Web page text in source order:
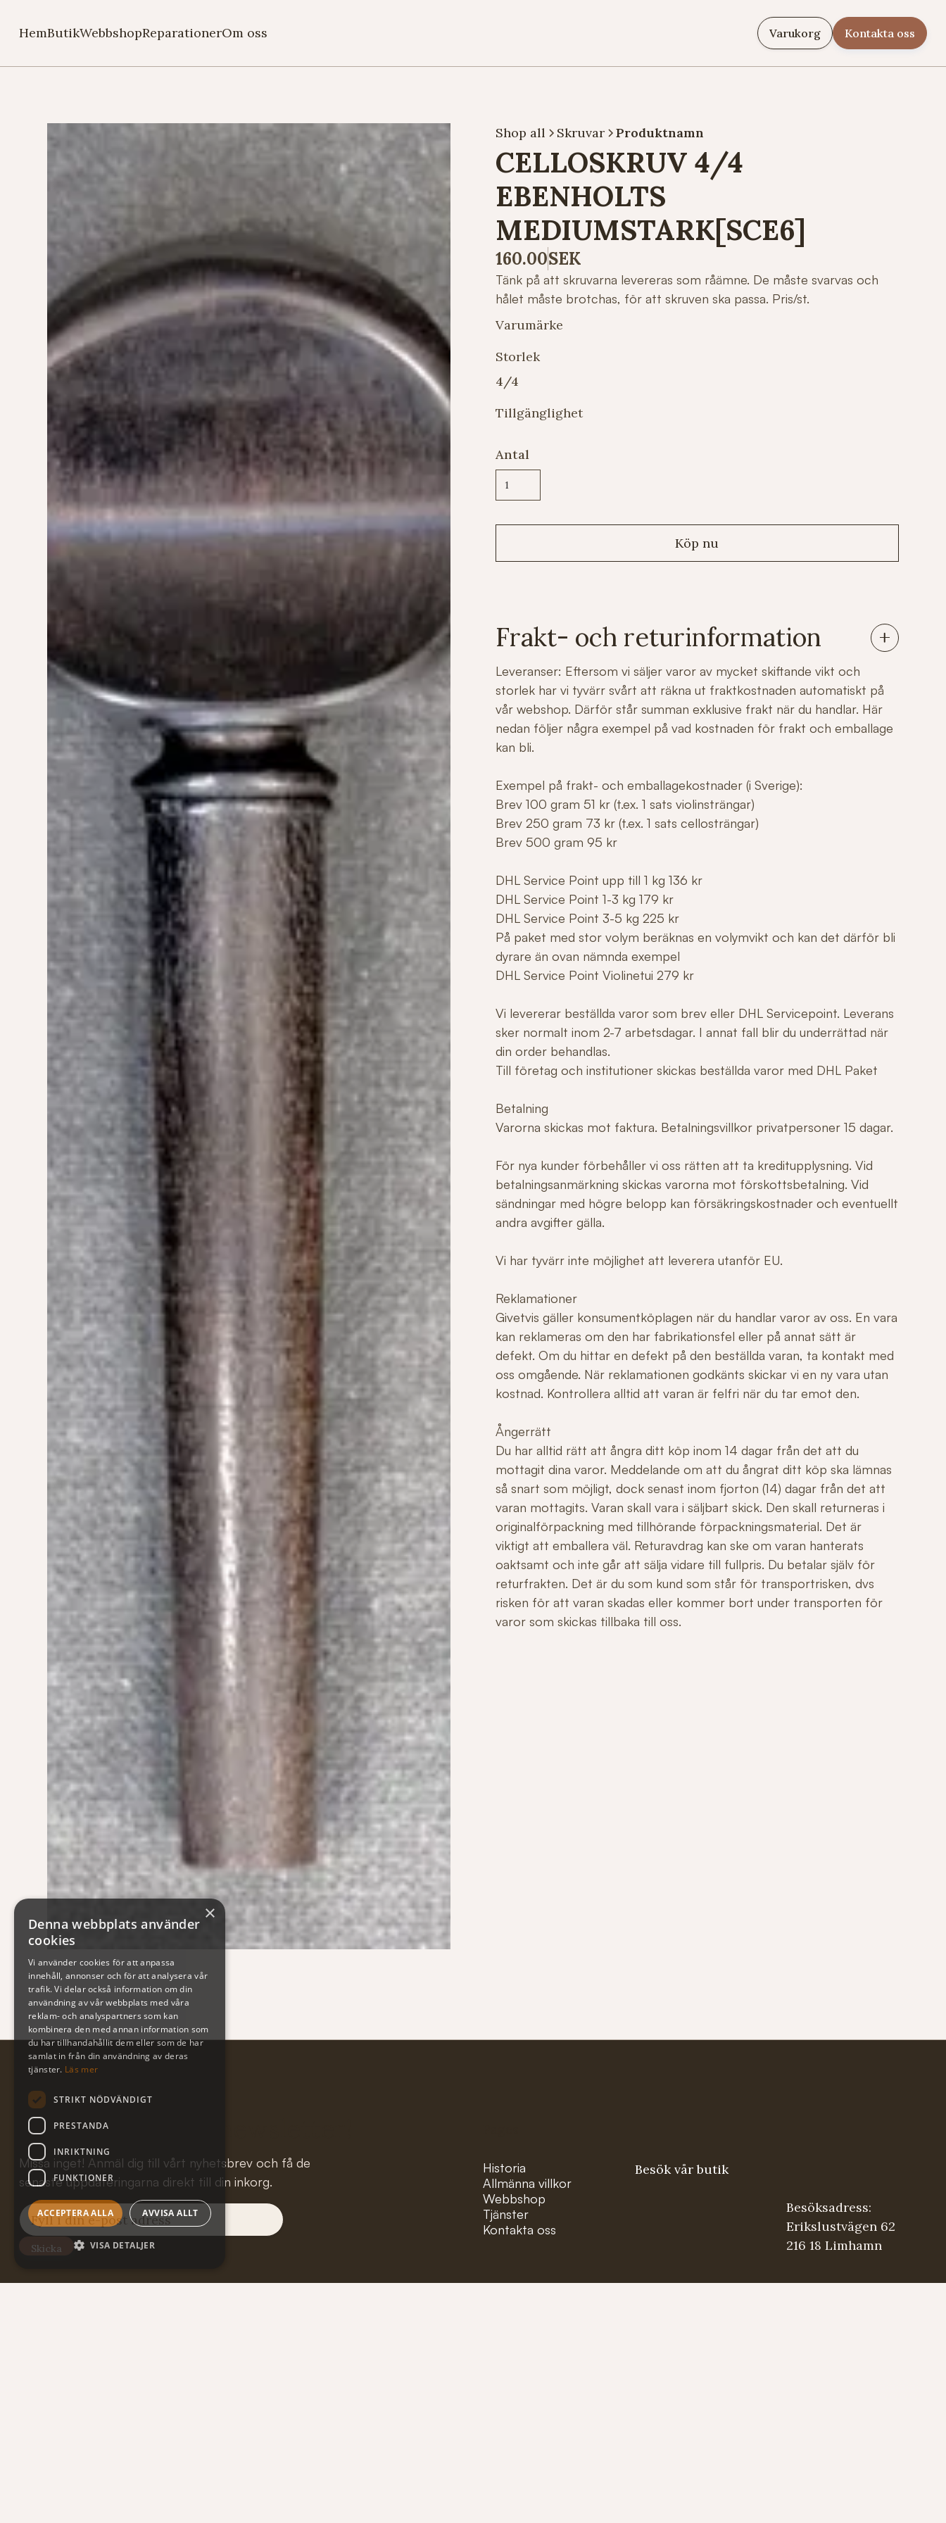
HemButikWebbshopReparationerOm oss Varukorg Kontakta oss
Shop all Skruvar Produktnamn
CELLOSKRUV 4/4
EBENHOLTS
MEDIUMSTARK[SCE6]
160.00SEK
Tänk på att skruvarna levereras som råämne. De måste svarvas och
hålet måste brotchas, för att skruven ska passa. Pris/st.
Varumärke
Storlek
4/4
Tillgänglighet
Antal
Frakt- och returinformation
Leveranser: Eftersom vi säljer varor av mycket skiftande vikt och
storlek har vi tyvärr svårt att räkna ut fraktkostnaden automatiskt på
vår webshop. Därför står summan exklusive frakt när du handlar. Här
nedan följer några exempel på vad kostnaden för frakt och emballage
kan bli.
Exempel på frakt- och emballagekostnader (i Sverige):
Brev 100 gram 51 kr (t.ex. 1 sats violinsträngar)
Brev 250 gram 73 kr (t.ex. 1 sats cellosträngar)
Brev 500 gram 95 kr
DHL Service Point upp till 1 kg 136 kr
DHL Service Point 1-3 kg 179 kr
DHL Service Point 3-5 kg 225 kr
På paket med stor volym beräknas en volymvikt och kan det därför bli
dyrare än ovan nämnda exempel
DHL Service Point Violinetui 279 kr
Vi levererar beställda varor som brev eller DHL Servicepoint. Leverans
sker normalt inom 2-7 arbetsdagar. I annat fall blir du underrättad när
din order behandlas.
Till företag och institutioner skickas beställda varor med DHL Paket
Betalning
Varorna skickas mot faktura. Betalningsvillkor privatpersoner 15 dagar.
För nya kunder förbehåller vi oss rätten att ta kreditupplysning. Vid
betalningsanmärkning skickas varorna mot förskottsbetalning. Vid
sändningar med högre belopp kan försäkringskostnader och eventuellt
andra avgifter gälla.
Vi har tyvärr inte möjlighet att leverera utanför EU.
Reklamationer
Givetvis gäller konsumentköplagen när du handlar varor av oss. En vara
kan reklameras om den har fabrikationsfel eller på annat sätt är
defekt. Om du hittar en defekt på den beställda varan, ta kontakt med
oss omgående. När reklamationen godkänts skickar vi en ny vara utan
kostnad. Kontrollera alltid att varan är felfri när du tar emot den.
Ångerrätt
Du har alltid rätt att ångra ditt köp inom 14 dagar från det att du
mottagit dina varor. Meddelande om att du ångrat ditt köp ska lämnas
så snart som möjligt, dock senast inom fjorton (14) dagar från det att
varan mottagits. Varan skall vara i säljbart skick. Den skall returneras i
originalförpackning med tillhörande förpackningsmaterial. Det är
viktigt att emballera väl. Returavdrag kan ske om varan hanterats
oaktsamt och inte går att sälja vidare till fullpris. Du betalar själv för
returfrakten. Det är du som kund som står för transportrisken, dvs
risken för att varan skadas eller kommer bort under transporten för
varor som skickas tillbaka till oss.
Subscribe to our newsletter!
Missa inget! Anmäl dig till vårt nyhetsbrev och få de
senaste uppdateringarna direkt till din inkorg.
Historia
Allmänna villkor
Webbshop
Tjänster
Kontakta oss
Besök vår butik
Besöksadress:
Erikslustvägen 62
216 18 Limhamn
×
Denna webbplats använder
cookies
Vi använder cookies för att anpassa
innehåll, annonser och för att analysera vår
trafik. Vi delar också information om din
användning av vår webbplats med våra
reklam- och analyspartners som kan
kombinera den med annan information som
du har tillhandahållit dem eller som de har
samlat in från din användning av deras
tjänster. Läs mer
STRIKT NÖDVÄNDIGT
PRESTANDA
INRIKTNING
FUNKTIONER
ACCEPTERA ALLA AVVISA ALLT
VISA DETALJER